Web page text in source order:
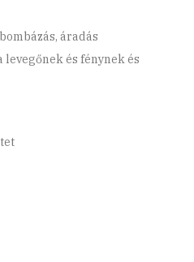
áradás
levegőnek és fénynek és